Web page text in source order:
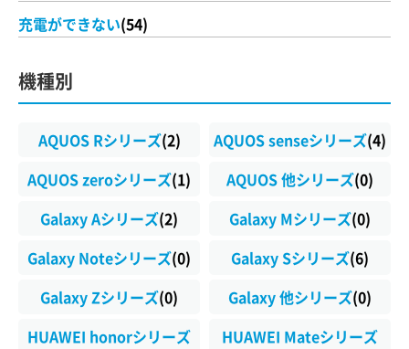
充電ができない(54)
機種別
AQUOS Rシリーズ(2) AQUOS senseシリーズ(4)
AQUOS zeroシリーズ(1) AQUOS 他シリーズ(0)
Galaxy Aシリーズ(2) Galaxy Mシリーズ(0)
Galaxy Noteシリーズ(0) Galaxy Sシリーズ(6)
Galaxy Zシリーズ(0) Galaxy 他シリーズ(0)
HUAWEI honorシリーズ
HUAWEI Mateシリーズ